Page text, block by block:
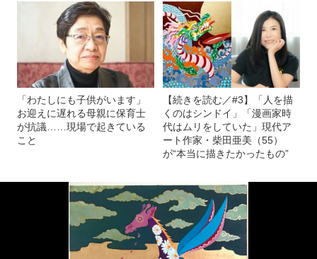
「わたしにも子供がいます」
お迎えに遅れる母親に保育士
が抗議……現場で起きている
こと
【続きを読む／#3】「人を描
くのはシンドイ」「漫画家時
代はムリをしていた」現代ア
ート作家・柴田亜美（55）
が“本当に描きたかったもの”